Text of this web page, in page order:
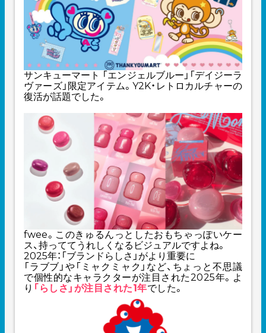
サンキューマート 「エンジェルブルー」「デイジーラ
ヴァーズ」限定アイテム。Y2K・レトロカルチャーの
復活が話題でした。
fwee。このきゅるんっとしたおもちゃっぽいケー
ス、持っててうれしくなるビジュアルですよね。
2025年：「ブランドらしさ」がより重要に
「ラブブ」や「ミャクミャク」など、ちょっと不思議
で個性的なキャラクターが注目された2025年。よ
り 「らしさ」が注目された1年でした。